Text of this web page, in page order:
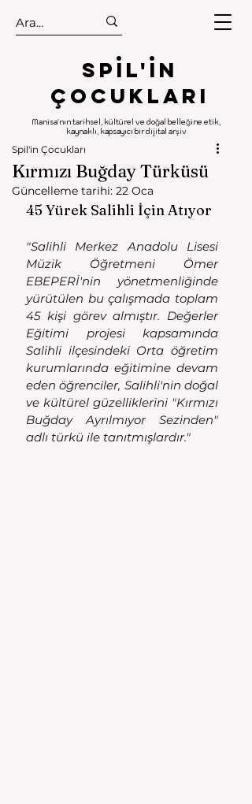
.
.
Spıl'in
Çocukları
Manisa'nın tarihsel, kültürel ve doğal belleğine etik,
kaynaklı, kapsayıcı bir dijital arşiv
Kırmızı Buğday Türküsü
Spil'in Çocukları
Güncelleme tarihi: 22 Oca
45 Yürek Salihli İçin Atıyor
"Salihli Merkez Anadolu Lisesi
Müzik Öğretmeni Ömer
EBEPERİ'nin yönetmenliğinde
yürütülen bu çalışmada toplam
45 kişi görev almıştır. Değerler
Eğitimi projesi kapsamında
Salihli ilçesindeki Orta öğretim
kurumlarında eğitimine devam
eden öğrenciler, Salihli'nin doğal
ve kültürel güzelliklerini "Kırmızı
Buğday Ayrılmıyor Sezinden"
adlı türkü ile tanıtmışlardır."